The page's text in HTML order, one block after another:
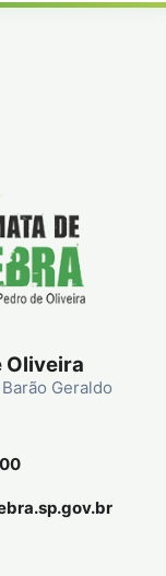
Oliveira
Geraldo